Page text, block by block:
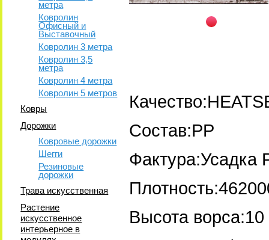
метра
Ковролин
Офисный и
Выставочный
Ковролин 3 метра
Ковролин 3,5
метра
Ковролин 4 метра
Ковролин 5 метров
Ковры
Дорожки
Ковровые дорожки
Шегги
Резиновые
дорожки
Трава искусственная
Растение
искусственное
интерьерное в
Состав:PP
Фактура:Усадка
Высота